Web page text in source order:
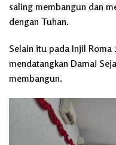
saling membangun dan
dengan Tuhan.
Selain itu pada Injil Roma
mendatangkan Damai
membangun.